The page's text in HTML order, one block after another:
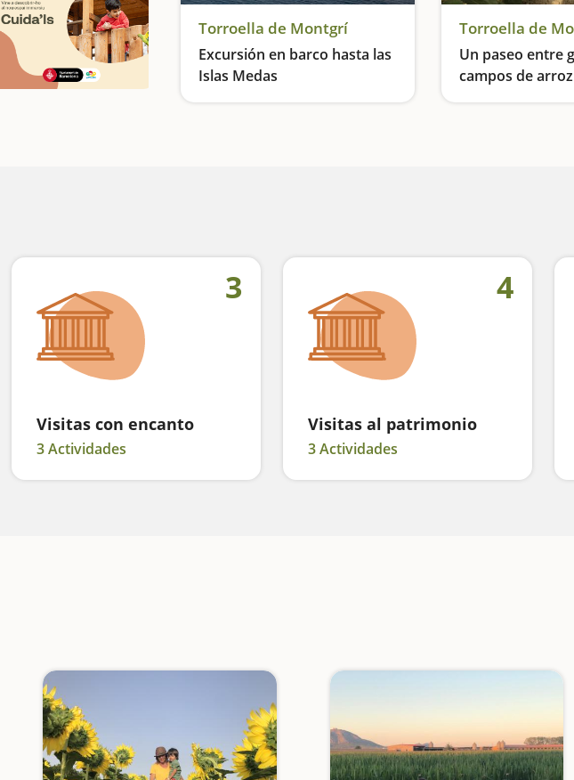
Torroella de Montgrí
Excursión en barco hasta las
Islas Medas
Espectáculo submarino en familia
Torroella de
Un paseo entre
campos de
3
Visitas con encanto
3 Actividades
4
Visitas al patrimonio
3 Actividades